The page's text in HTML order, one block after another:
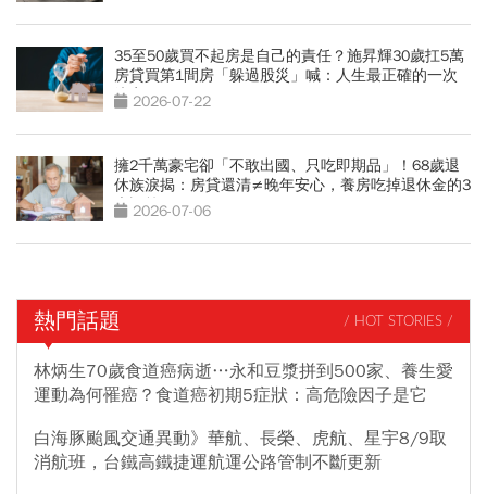
35至50歲買不起房是自己的責任？施昇輝30歲扛5萬
房貸買第1間房「躲過股災」喊：人生最正確的一次
決定2026-07-22
擁2千萬豪宅卻「不敢出國、只吃即期品」！68歲退
休族淚揭：房貸還清≠晚年安心，養房吃掉退休金的3
大誤算
2026-07-06
熱門話題 / HOT STORIES /
林炳生70歲食道癌病逝…永和豆漿拼到500家、養生愛
運動為何罹癌？食道癌初期5症狀：高危險因子是它
白海豚颱風交通異動》華航、長榮、虎航、星宇8/9取
消航班，台鐵高鐵捷運航運公路管制不斷更新